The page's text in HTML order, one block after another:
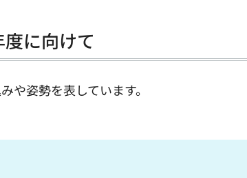
に向けて
や姿勢を表しています。